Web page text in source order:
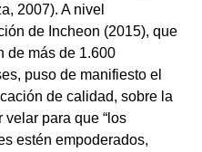
2007). A nivel
de Incheon (2015), que
de más de 1.600
puso de manifiesto el
de calidad, sobre la
velar para que “los
estén empoderados,